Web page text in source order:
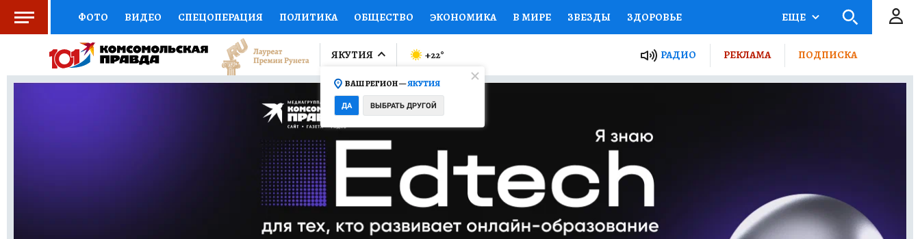
ФОТО ВИДЕО СПЕЦОПЕРАЦИЯ ПОЛИТИКА ОБЩЕСТВО ЭКОНОМИКА В МИРЕ ЗВЕЗДЫ ЗДОРОВЬЕ
СОЦПОДДЕРЖКА НАУКА СПОРТ КОЛУМНИСТЫ ПРОИСШЕСТВИЯ НАЦИОНАЛЬНЫЕ ПРОЕКТЫ РОССИИ
ВЫБОР ЭКСПЕРТОВ ДОКТОР ФИНАНСЫ ОТКРЫВАЕМ МИР Я ЗНАЮ СЕМЬЯ ЖЕНСКИЕ СЕКРЕТЫ ПУТЕВОДИТЕЛЬ
ПРОГНОЗЫ НА СПОРТ ПРОМОКОДЫ СЕРИАЛЫ
ТЕЛЕВИЗОР КОЛЛЕКЦИИ КОНКУРСЫ ГИД ПОТРЕБИТЕЛЯ
НОВОЕ НА САЙТЕ
ЕЩЕ
ЯКУТИЯ
ВАШ РЕГИОН —ЯКУТИЯ
ДА ВЫБРАТЬ ДРУГОЙ
+22° РАДИО РЕКЛАМА ПОДПИСКА